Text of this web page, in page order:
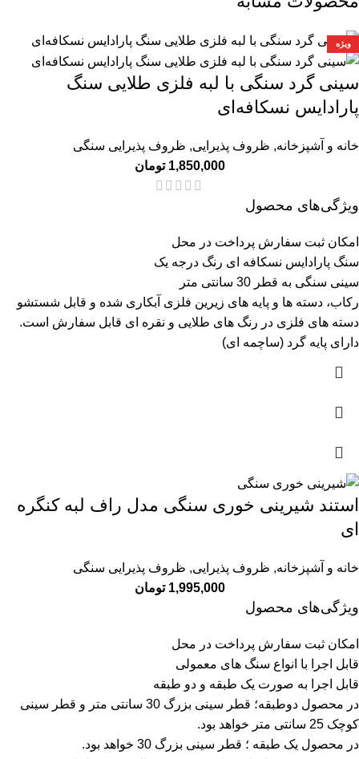
ویژه
سینی گرد سنگی با لبه فلزی طلایی سنگ
پارادایس نسکافه‌ای
خانه و آشپزخانه, ظروف پذیرایی, ظروف پذیرایی سنگی
1,850,000 تومان
ویژگی‌های محصول
امکان ثبت سفارش پرداخت در محل
سنگ پارادایس نسکافه ای رنگ درجه یک
سینی سنگی به قطر 30 سانتی متر
رکاب، دسته ها و پایه های زیرین فلزی آبکاری شده و قابل شستشو
دسته های فلزی در رنگ های طلایی و نقره ای قابل سفارش است.
دارای پایه گرد (ساچمه ای)
استند شیرینی خوری سنگی مدل راف لبه کنگره
ای
خانه و آشپزخانه, ظروف پذیرایی, ظروف پذیرایی سنگی
1,995,000 تومان
ویژگی‌های محصول
امکان ثبت سفارش پرداخت در محل
قابل اجرا با انواع سنگ های معمولی
قابل اجرا به صورت یک طبقه و دو طبقه
در محصول دوطبقه؛ قطر سینی بزرگ 30 سانتی متر و قطر سینی
کوچک 25 سانتی متر خواهد بود.
در محصول یک طبقه ؛ قطر سینی بزرگ 30 خواهد بود.